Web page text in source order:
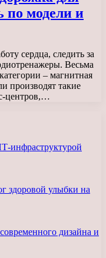
по модели и
сердца, следить за
Весьма
– магнитная
производят такие
центров,…
инфраструктурой
здоровой улыбки на
дизайна и